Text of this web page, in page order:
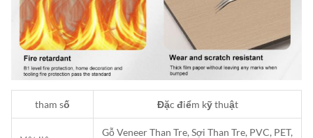
tham số Đặc điểm kỹ thuật
Gỗ Veneer Than Tre, Sợi Than Tre, PVC, PET,